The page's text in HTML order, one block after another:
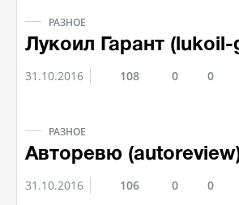
РАЗНОЕ
Лукоил Гарант
31.10.2016 108 0 0
РАЗНОЕ
Авторевю
31.10.2016 106 0 0